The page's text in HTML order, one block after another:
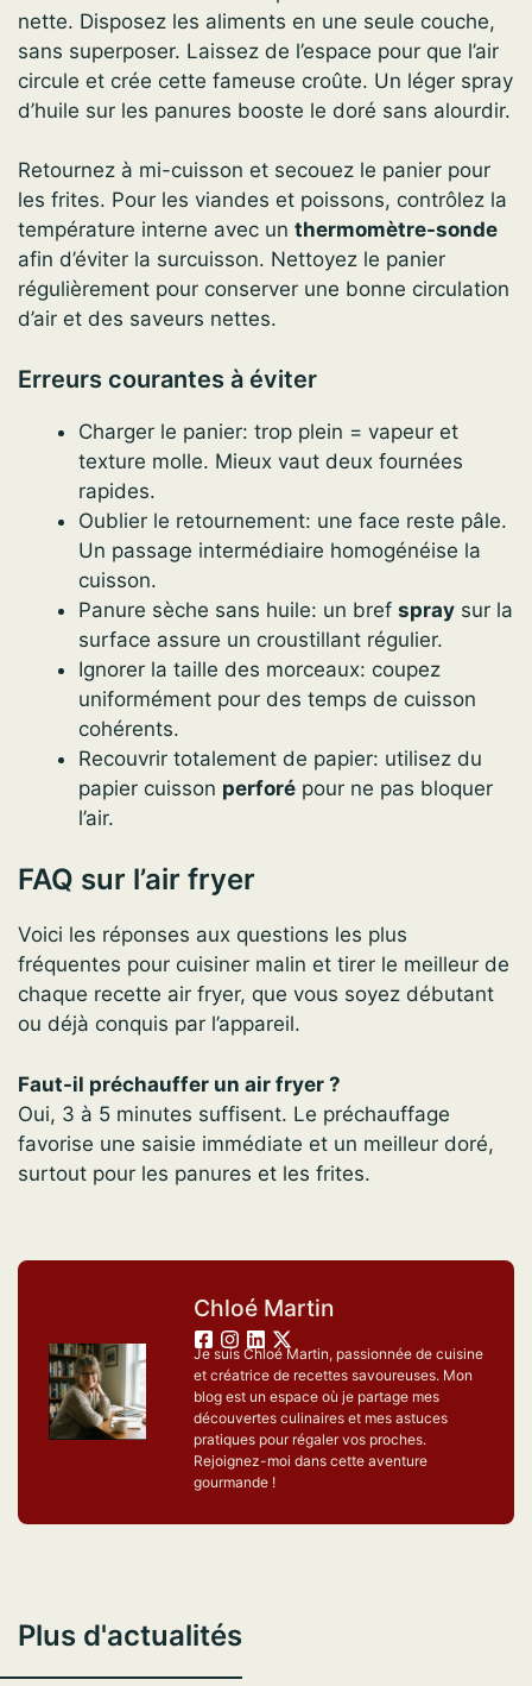
nette. Disposez les aliments en une seule couche,
sans superposer. Laissez de l’espace pour que l’air
circule et crée cette fameuse croûte. Un léger spray
d’huile sur les panures booste le doré sans alourdir.
Retournez à mi-cuisson et secouez le panier pour
les frites. Pour les viandes et poissons, contrôlez la
température interne avec un thermomètre-sonde
afin d’éviter la surcuisson. Nettoyez le panier
régulièrement pour conserver une bonne circulation
d’air et des saveurs nettes.
Erreurs courantes à éviter
Charger le panier: trop plein = vapeur et
texture molle. Mieux vaut deux fournées
rapides.
Oublier le retournement: une face reste pâle.
Un passage intermédiaire homogénéise la
cuisson.
Panure sèche sans huile: un bref spray sur la
surface assure un croustillant régulier.
Ignorer la taille des morceaux: coupez
uniformément pour des temps de cuisson
cohérents.
Recouvrir totalement de papier: utilisez du
papier cuisson perforé pour ne pas bloquer
l’air.
FAQ sur l’air fryer
Voici les réponses aux questions les plus
fréquentes pour cuisiner malin et tirer le meilleur de
chaque recette air fryer, que vous soyez débutant
ou déjà conquis par l’appareil.
Faut-il préchauffer un air fryer ?
Oui, 3 à 5 minutes suffisent. Le préchauffage
favorise une saisie immédiate et un meilleur doré,
surtout pour les panures et les frites.
Chloé Martin
Je suis Chloé Martin, passionnée de cuisine
et créatrice de recettes savoureuses. Mon
blog est un espace où je partage mes
découvertes culinaires et mes astuces
pratiques pour régaler vos proches.
Rejoignez-moi dans cette aventure
gourmande !
Plus d'actualités